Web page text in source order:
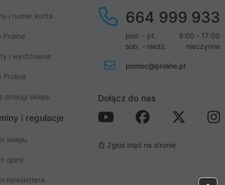
i numer konta
Proline
i wyróżnienia
Proline
obsługi sklepu
i regulacje
sklepu
opinii
newslettera
664 999 933
pon. - pt.
9:00 - 17:00
sob. - niedz.
nieczynne
pomoc@proline.pl
Dołącz do nas
Zgłoś błąd na stronie